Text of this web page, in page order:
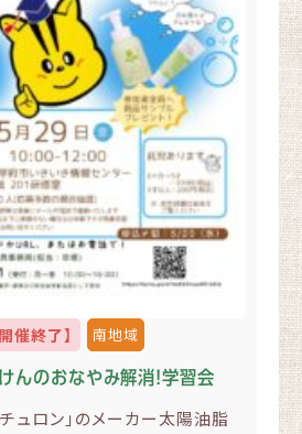
開催終了】 南地域
のおなやみ解消！学習会
チュロン」のメーカー太陽油脂